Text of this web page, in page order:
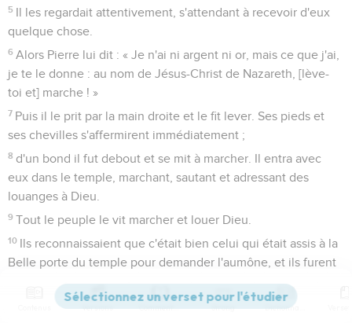
5 Il les regardait attentivement, s'attendant à recevoir d'eux
quelque chose.
6 Alors Pierre lui dit : « Je n'ai ni argent ni or, mais ce que j'ai,
je te le donne : au nom de Jésus-Christ de Nazareth, [lève-
toi et] marche ! »
7 Puis il le prit par la main droite et le fit lever. Ses pieds et
ses chevilles s'affermirent immédiatement ;
8 d'un bond il fut debout et se mit à marcher. Il entra avec
eux dans le temple, marchant, sautant et adressant des
louanges à Dieu.
9 Tout le peuple le vit marcher et louer Dieu.
10 Ils reconnaissaient que c'était bien celui qui était assis à la
Belle porte du temple pour demander l'aumône, et ils furent
remplis d'étonnement et de stupeur à cause de ce qui lui
était arrivé.
Versions Commentaires Strong